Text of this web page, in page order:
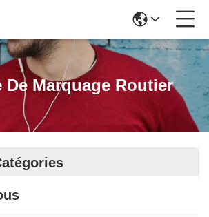
De Marquage Routier